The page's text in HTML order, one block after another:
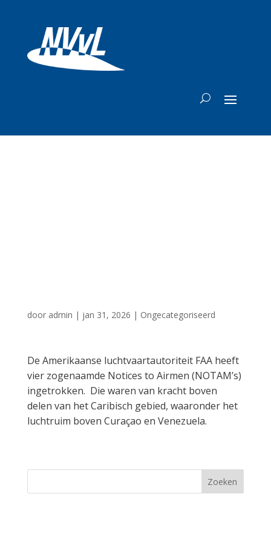
door admin | jan 31, 2026 | Ongecategoriseerd
De Amerikaanse luchtvaartautoriteit FAA heeft
vier zogenaamde Notices to Airmen (NOTAM’s)
ingetrokken. Die waren van kracht boven
delen van het Caribisch gebied, waaronder het
luchtruim boven Curaçao en Venezuela.
Zoeken